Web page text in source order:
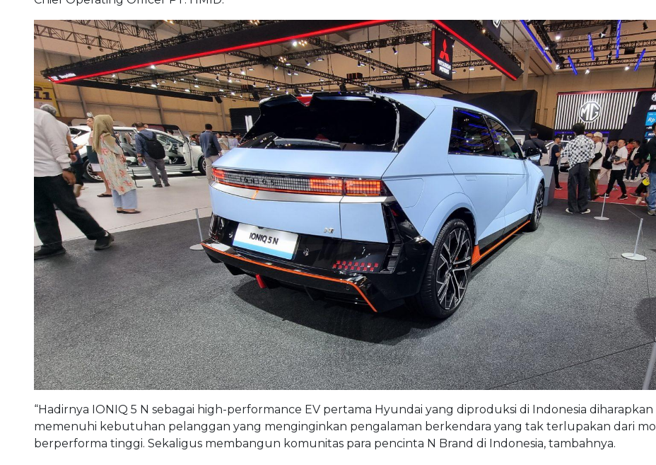
Tembus 100 Unit di GIIAS 2024
26 July 2024 | 4:47 pm | Indra Alfarisy
WHATSAPPTELEGRAM
LINE TWITTERFACEBOOKLINKEDINPINTEREST
Meluncur 17 Juli lalu di GIIAS 2024, Pemesanan Hyundai Ioniq 5 N ternyata tidak perlu menunggu lama
menembus 100 unit.
Jumlah tersebut, menurut keterangan Hyundai Motors Indonesia hari ini (26/07/2024), merupakan akumulasi
order melalui website maupun tim wiraniaga di lapangan.
“Hyundai mengucapkan terima kasih atas antusiasme masyarakat kepada IONIQ 5 N,” kata Fransiscus
Chief Operating Officer PT. HMID.